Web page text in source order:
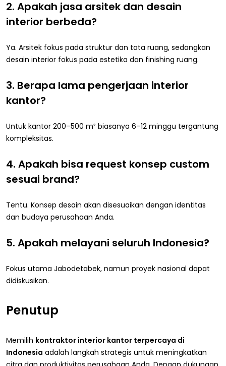
2. Apakah jasa arsitek dan desain
interior berbeda?
Ya. Arsitek fokus pada struktur dan tata ruang, sedangkan
desain interior fokus pada estetika dan finishing ruang.
3. Berapa lama pengerjaan interior
kantor?
Untuk kantor 200–500 m² biasanya 6–12 minggu tergantung
kompleksitas.
4. Apakah bisa request konsep custom
sesuai brand?
Tentu. Konsep desain akan disesuaikan dengan identitas
dan budaya perusahaan Anda.
5. Apakah melayani seluruh Indonesia?
Fokus utama Jabodetabek, namun proyek nasional dapat
didiskusikan.
Penutup
Memilih kontraktor interior kantor terpercaya di
Indonesia adalah langkah strategis untuk meningkatkan